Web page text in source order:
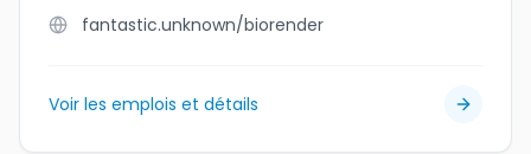
fantastic.unknown/biorender
Voir les emplois et détails